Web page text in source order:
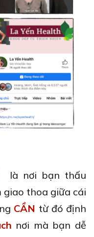
là nơi bạn thấu
thoa giữa cái
CẦN từ đó định
nơi mà bạn dễ